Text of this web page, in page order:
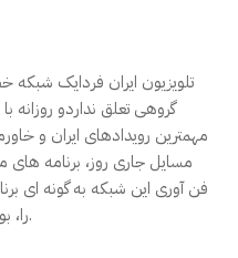
تلویزیون ایران فردایک
گروهی تعلق نداردو روزانه
مسایل جاری روز، برنامه
فن آوری این شبکه به گونه ای
را، بویژه از میان جوانان، به خود جذب کنند.